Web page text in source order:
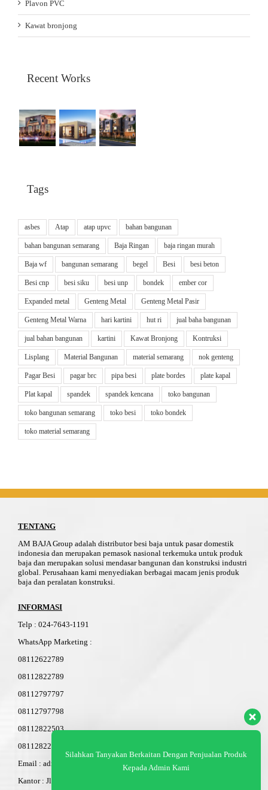
Plavon PVC
Kawat bronjong
Recent Works
Tags
asbes Atap atap upvc bahan bangunan
bahan bangunan semarang Baja Ringan baja ringan murah
Baja wf bangunan semarang begel Besi besi beton
Besi cnp besi siku besi unp bondek ember cor
Expanded metal Genteng Metal Genteng Metal Pasir
Genteng Metal Warna hari kartini hut ri jual baha bangunan
jual bahan bangunan kartini Kawat Bronjong Kontruksi
Lisplang Material Bangunan material semarang nok genteng
Pagar Besi pagar brc pipa besi plate bordes plate kapal
Plat kapal spandek spandek kencana toko bangunan
toko bangunan semarang toko besi toko bondek
toko material semarang
TENTANG
AM BAJA Group adalah distributor besi baja untuk pasar domestik
indonesia dan merupakan pemasok nasional terkemuka untuk produk
baja dan merupakan solusi mendasar bangunan dan konstruksi industri
global. Perusahaan kami menyediakan berbagai macam jenis produk
baja dan peralatan konstruksi.
INFORMASI
Telp : 024-7643-1191
WhatsApp Marketing :
08112622789
08112822789
08112797797
08112797798
08112822503
08112822603
Email : admin@am-baja.com
Kantor : Jl. Gatot Subroto 7b Semarang.
Silahkan Tanyakan Berkaitan Dengan Penjualan Produk
Kepada Admin Kami